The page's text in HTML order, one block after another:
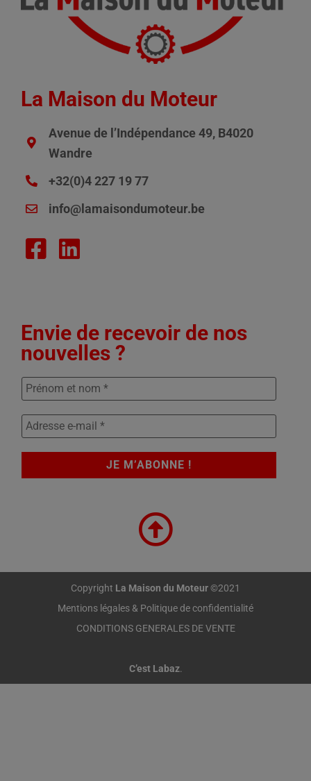
La Maison du Moteur
Avenue de l’Indépendance 49, B4020
Wandre
+32(0)4 227 19 77
info@lamaisondumoteur.be
Envie de recevoir de nos
nouvelles ?
Copyright La Maison du Moteur©2021
Mentions légales & Politique de confidentialité
CONDITIONS GENERALES DE VENTE
C’est Labaz.